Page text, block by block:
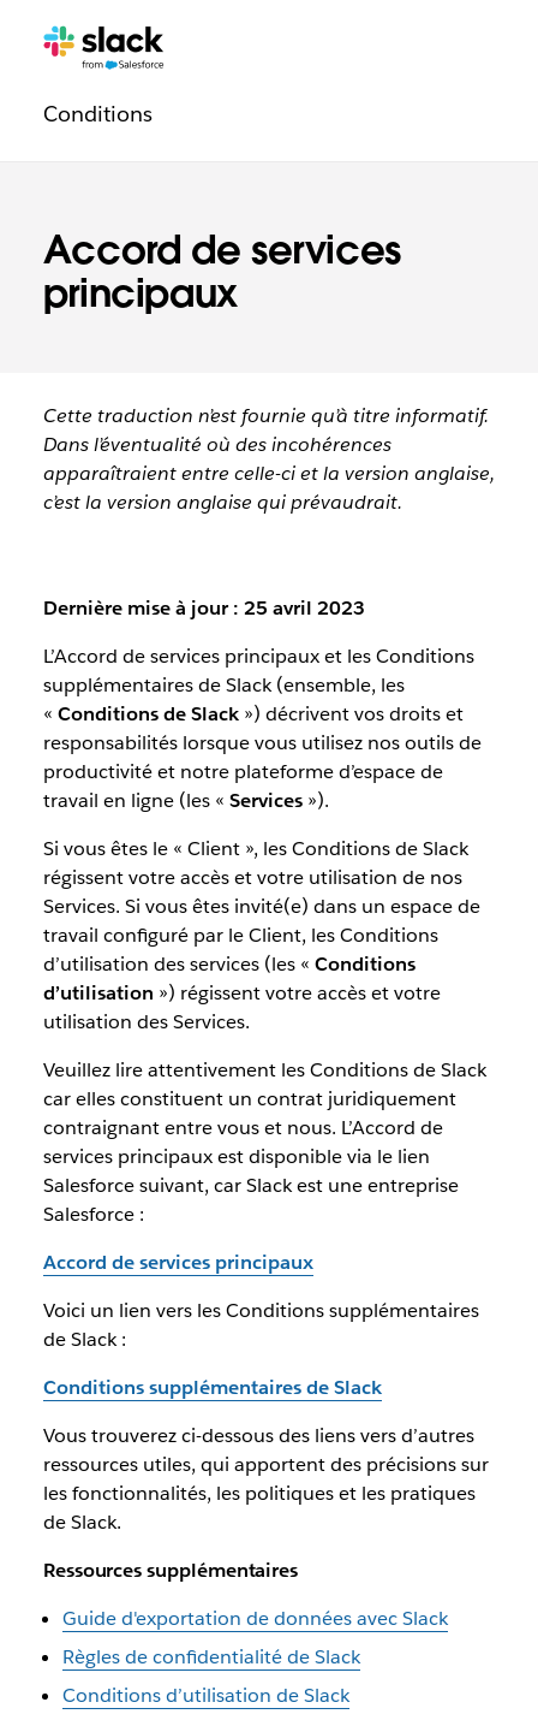
Accord de services
principaux
Navigation
légale
Pages
Conditionssupplémentaires
Cette traduction n’est fournie qu’à titre informatif.
Dans l’éventualité où des incohérences
apparaîtraient entre celle-ci et la version anglaise,
c’est la version anglaise qui prévaudrait.
Dernière mise à jour : 25 avril 2023
L’Accord de services principaux et les Conditions
supplémentaires de Slack (ensemble, les
« Conditions de Slack») décrivent vos droits et
responsabilités lorsque vous utilisez nos outils de
productivité et notre plateforme d’espace de
travail en ligne (les « Services»).
Si vous êtes le « Client », les Conditions de Slack
régissent votre accès et votre utilisation de nos
Services. Si vous êtes invité(e) dans un espace de
travail configuré par le Client, les Conditions
d’utilisation des services (les « Conditions
d’utilisation ») régissent votre accès et votre
utilisation des Services.
Veuillez lire attentivement les Conditions de Slack
car elles constituent un contrat juridiquement
contraignant entre vous et nous. L’Accord de
services principaux est disponible via le lien
Salesforce suivant, car Slack est une entreprise
Salesforce :
Accord de services principaux
Voici un lien vers les Conditions supplémentaires
de Slack :
Conditions supplémentaires de Slack
Vous trouverez ci-dessous des liens vers d’autres
ressources utiles, qui apportent des précisions sur
les fonctionnalités, les politiques et les pratiques
de Slack.
Ressources supplémentaires
Guide d'exportation de données avec Slack
Règles de confidentialité de Slack
Conditions d’utilisation de Slack